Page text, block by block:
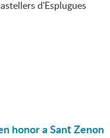
d'Esplugues
honor a Sant Zenon